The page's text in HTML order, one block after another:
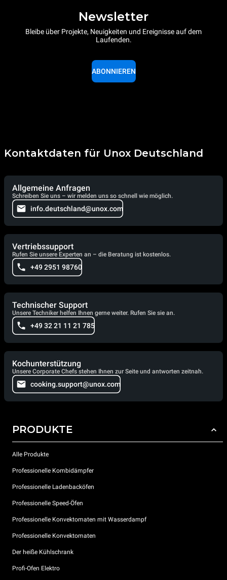
Newsletter
Bleibe über Projekte, Neuigkeiten und Ereignisse auf dem
Laufenden.
ABONNIEREN
Kontaktdaten für Unox Deutschland
Allgemeine Anfragen
Schreiben Sie uns – wir melden uns so schnell wie möglich.
info.deutschland@unox.com
Vertriebssupport
Rufen Sie unsere Experten an – die Beratung ist kostenlos.
+49 2951 98760
Technischer Support
Unsere Techniker helfen Ihnen gerne weiter. Rufen Sie sie an.
+49 32 21 11 21 785
Kochunterstützung
Unsere Corporate Chefs stehen Ihnen zur Seite und antworten zeitnah.
cooking.support@unox.com
PRODUKTE
Alle Produkte
Professionelle Kombidämpfer
Professionelle Ladenbacköfen
Professionelle Speed-Öfen
Professionelle Konvektomaten mit Wasserdampf
Professionelle Konvektomaten
Der heiße Kühlschrank
Profi-Ofen Elektro